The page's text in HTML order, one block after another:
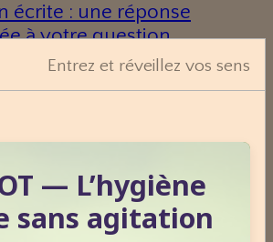
écrite : une réponse
à votre question.
publicitaires)
Entrez et réveillez vos sens
— L’hygiène
sans agitation